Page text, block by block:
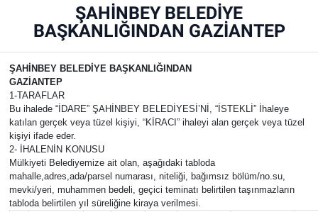
ŞAHİNBEY BELEDİYE
BAŞKANLIĞINDAN GAZİANTEP
ŞAHİNBEY BELEDİYE BAŞKANLIĞINDAN
GAZİANTEP
1-TARAFLAR
Bu ihalede “İDARE” ŞAHİNBEY BELEDİYESİ’Nİ, “İSTEKLİ” İhaleye
katılan gerçek veya tüzel kişiyi, “KİRACI” ihaleyi alan gerçek veya tüzel
kişiyi ifade eder.
2- İHALENİN KONUSU
Mülkiyeti Belediyemize ait olan, aşağıdaki tabloda
mahalle,adres,ada/parsel numarası, niteliği, bağımsız bölüm/no.su,
mevki/yeri, muhammen bedeli, geçici teminatı belirtilen taşınmazların
tabloda belirtilen yıl süreliğine kiraya verilmesi.